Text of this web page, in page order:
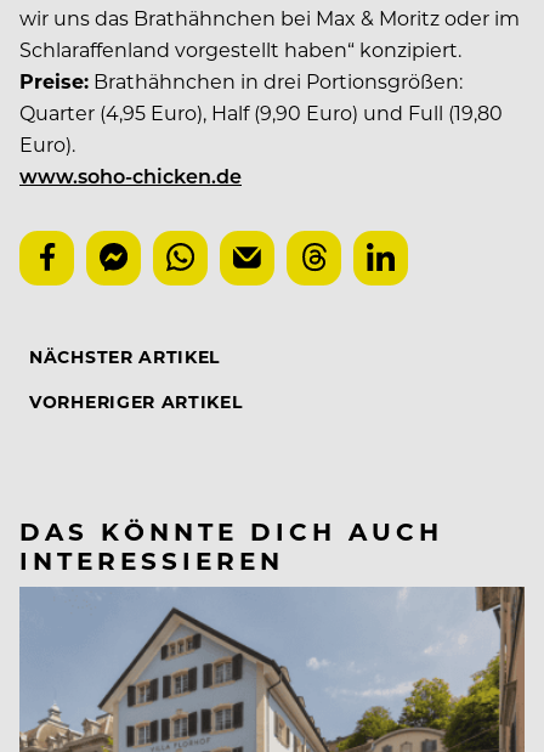
wir uns das Brathähnchen bei Max & Moritz oder im
Schlaraffenland vorgestellt haben“ konzipiert.
Preise: Brathähnchen in drei Portionsgrößen:
Quarter (4,95 Euro), Half (9,90 Euro) und Full (19,80
Euro).
www.soho-chicken.de
NÄCHSTER ARTIKEL
VORHERIGER ARTIKEL
DAS KÖNNTE DICH AUCH
INTERESSIEREN